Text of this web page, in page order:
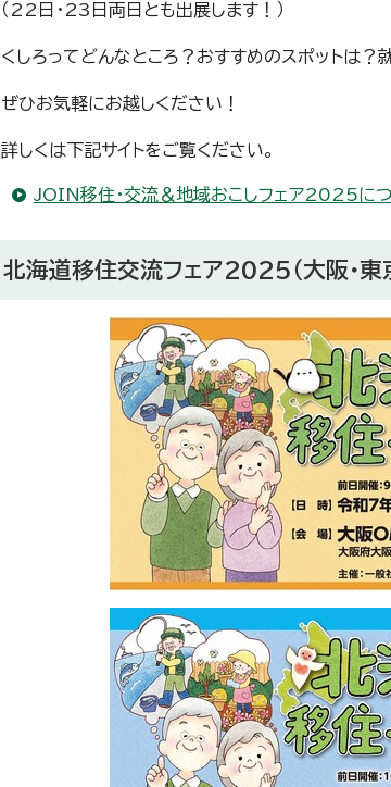
（22日・23日両日とも出展します！）
くしろってどんなところ？おすすめのスポットは
ぜひお気軽にお越しください！
詳しくは下記サイトをご覧ください。
JOIN移住・交流＆地域おこしフェア2025に
北海道移住交流フェア2025（大阪・東